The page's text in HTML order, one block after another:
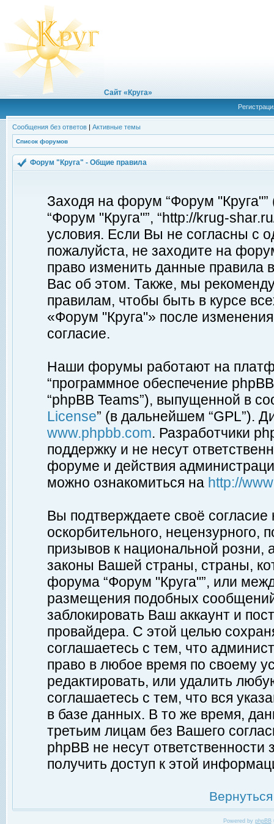
Сайт «Круга»
Сообщения без ответов | Активные темы
Список форумов
Форум "Круга" - Общие правила
Заходя на форум “Форум
“Форум "Круга"”, “http://krug-
условия. Если Вы не согласны с
пожалуйста, не заходите на
право изменить данные правила
Вас об этом. Также, мы
правилам, чтобы быть в курсе
«Форум "Круга"» после
согласие.
Наши форумы работают на
“программное обеспечение
“phpBB Teams”), выпущенной в
License” (в дальнейшем “GPL”).
www.phpbb.com. Разработчики
поддержку и не несут
форуме и действия
можно ознакомиться на http://
Вы подтверждаете своё
оскорбительного, нецензурного,
призывов к национальной
законы Вашей страны, страны,
форума “Форум "Круга"”, или
размещения подобных
заблокировать Ваш аккаунт и
провайдера. С этой целью
соглашаетесь с тем, что
право в любое время по своему
редактировать, или удалить
соглашаетесь с тем, что вся
в базе данных. В то же время,
третьим лицам без Вашего
phpBB не несут ответственности
получить доступ к этой
Powered by phpBB